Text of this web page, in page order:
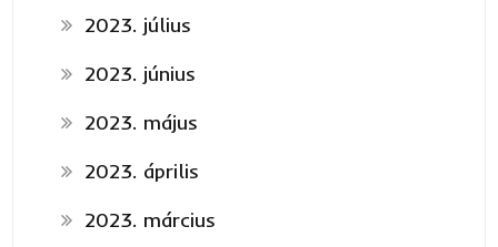
2023. július
2023. június
2023. május
2023. április
2023. március